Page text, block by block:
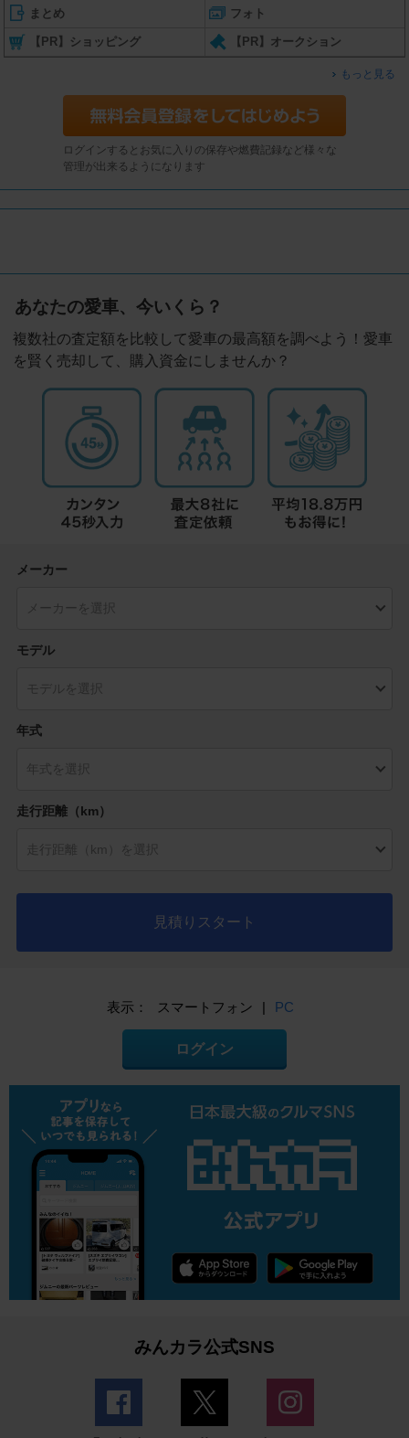
まとめ フォト
【PR】ショッピング 【PR】オークション
もっと見る
ログインするとお気に入りの保存や燃費記録など様々な
管理が出来るようになります
あなたの愛車、今いくら？
複数社の査定額を比較して愛車の最高額を調べよう！愛車
を賢く売却して、購入資金にしませんか？
メーカー
モデル
年式
走行距離（km）
見積りスタート
表示： スマートフォン | PC
ログイン
みんカラ公式SNS